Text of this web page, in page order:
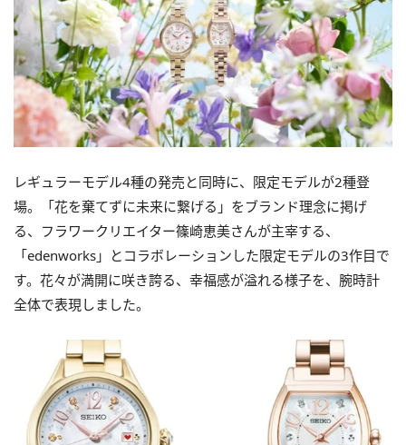
レギュラーモデル4種の発売と同時に、限定モデルが2種登
場。「花を棄てずに未来に繋げる」をブランド理念に掲げ
る、フラワークリエイター篠崎恵美さんが主宰する、
「edenworks」とコラボレーションした限定モデルの3作目で
す。花々が満開に咲き誇る、幸福感が溢れる様子を、腕時計
全体で表現しました。